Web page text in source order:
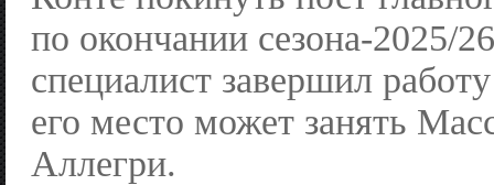
по окончании сезона-2025/
специалист завершил
его место может занять
Аллегри.